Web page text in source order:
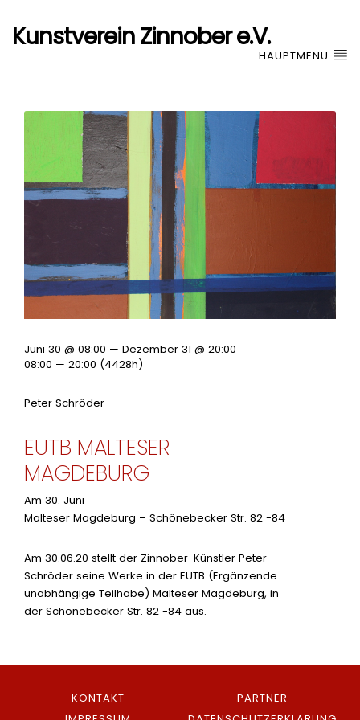
Kunstverein Zinnober e.V.
HAUPTMENÜ
EUTB MALTESER
MAGDEBURG
Am 30. Juni
Malteser Magdeburg – Schönebecker Str. 82 -84
Am 30.06.20 stellt der Zinnober-Künstler Peter
Schröder seine Werke in der EUTB (Ergänzende
unabhängige Teilhabe) Malteser Magdeburg, in
der Schönebecker Str. 82 -84 aus.
Juni 30 @ 08:00 — Dezember 31 @ 20:00
08:00 — 20:00 (4428h)
Peter Schröder
KONTAKT
PARTNER